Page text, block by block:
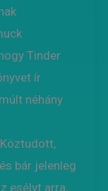
Tinder
ír
néhány
bár jelenleg
esélyt arra,